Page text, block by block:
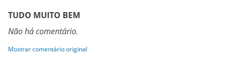
TUDO MUITO BEM
Não há comentário.
Mostrar comentário original